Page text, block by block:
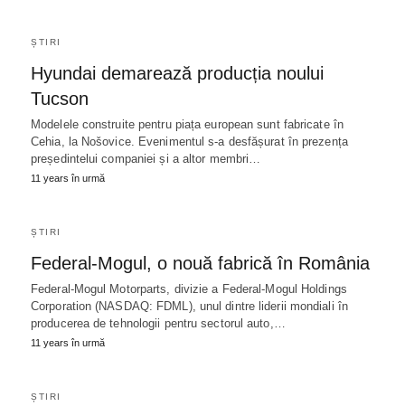
ȘTIRI
Hyundai demarează producția noului
Tucson
Modelele construite pentru piața european sunt fabricate în
Cehia, la Nošovice. Evenimentul s-a desfășurat în prezența
președintelui companiei și a altor membri…
11 years în urmă
ȘTIRI
Federal-Mogul, o nouă fabrică în România
Federal-Mogul Motorparts, divizie a Federal-Mogul Holdings
Corporation (NASDAQ: FDML), unul dintre liderii mondiali în
producerea de tehnologii pentru sectorul auto,…
11 years în urmă
ȘTIRI